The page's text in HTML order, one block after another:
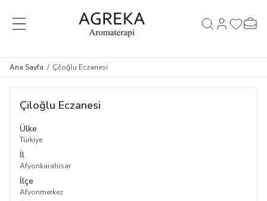
MENÜ Hesabım
Ana Sayfa / Çiloğlu Eczanesi
Çiloğlu Eczanesi
Ülke
Türkiye
İl
Afyonkarahisar
İlçe
Afyonmerkez